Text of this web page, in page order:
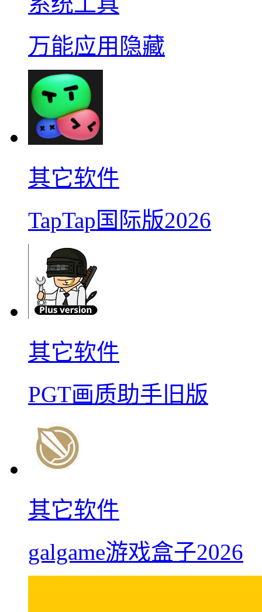
万能应用隐藏
其它软件
TapTap国际版2026
其它软件
PGT画质助手旧版
其它软件
galgame游戏盒子2026